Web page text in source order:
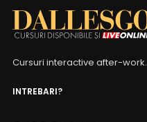
Cursuri interactive after-work.
INTREBARI?